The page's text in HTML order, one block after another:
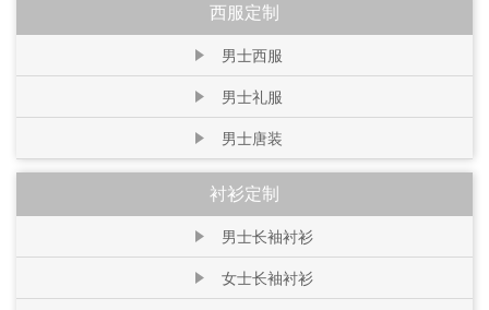
西服定制
男士西服
男士礼服
男士唐装
衬衫定制
男士长袖衬衫
女士长袖衬衫